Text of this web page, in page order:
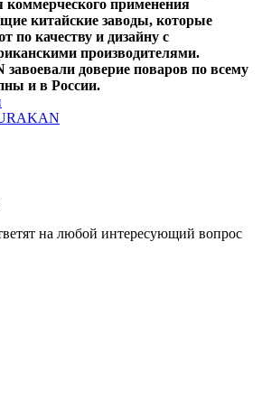
коммерческого применения
китайские заводы, которые
по качеству и дизайну с
производителями.
доверие поваров по всему
и в России.
на любой интересующий вопрос